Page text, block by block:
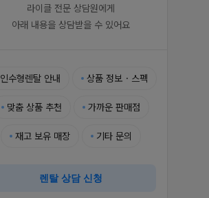
라이클 전문 상담원에게
아래 내용을 상담받을 수 있어요
인수형렌탈 안내 상품 정보・스펙
맞춤 상품 추천 가까운 판매점
재고 보유 매장 기타 문의
렌탈 상담 신청